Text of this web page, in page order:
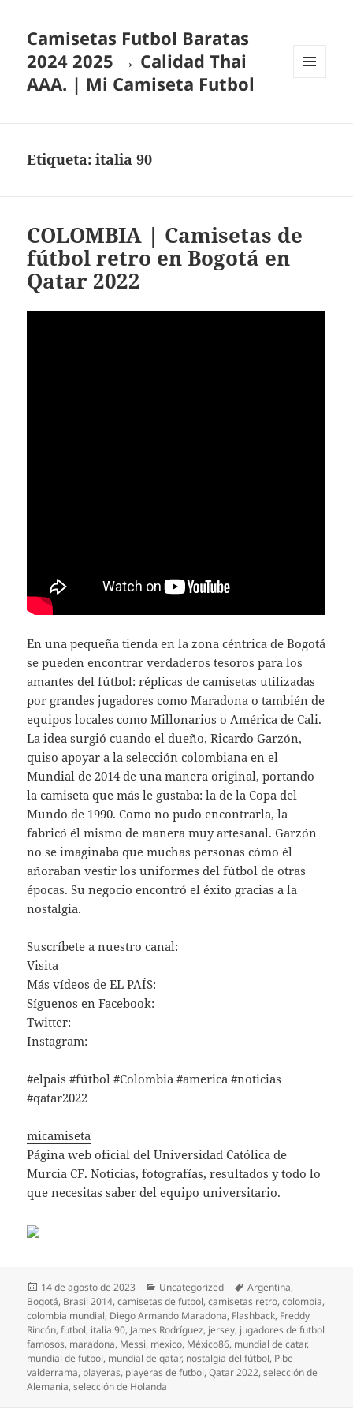
Camisetas Futbol Baratas
2024 2025 → Calidad Thai
AAA. | Mi Camiseta Futbol
Etiqueta:italia 90
COLOMBIA | Camisetas de
fútbol retro en Bogotá en
Qatar 2022
En una pequeña tienda en la zona céntrica de Bogotá
se pueden encontrar verdaderos tesoros para los
amantes del fútbol: réplicas de camisetas utilizadas
por grandes jugadores como Maradona o también de
equipos locales como Millonarios o América de Cali.
La idea surgió cuando el dueño, Ricardo Garzón,
quiso apoyar a la selección colombiana en el
Mundial de 2014 de una manera original, portando
la camiseta que más le gustaba: la de la Copa del
Mundo de 1990. Como no pudo encontrarla, la
fabricó él mismo de manera muy artesanal. Garzón
no se imaginaba que muchas personas cómo él
añoraban vestir los uniformes del fútbol de otras
épocas. Su negocio encontró el éxito gracias a la
nostalgia.
Suscríbete a nuestro canal:
Visita
Más vídeos de EL PAÍS:
Síguenos en Facebook:
Twitter:
Instagram:
#elpais #fútbol #Colombia #america #noticias
#qatar2022
micamiseta
Página web oficial del Universidad Católica de
Murcia CF. Noticias, fotografías, resultados y todo lo
que necesitas saber del equipo universitario.
Publicado
el
14 de agosto de 2023 Categorías
Uncategorized Etiquetas
Argentina,
Bogotá, Brasil 2014,camisetas de futbol,camisetas retro,colombia,
colombia mundial, Diego Armando Maradona, Flashback, Freddy
Rincón,futbol, italia 90, James Rodríguez, jersey, jugadores de futbol
famosos, maradona, Messi, mexico, México86, mundial de catar,
mundial de futbol, mundial de qatar, nostalgia del fútbol, Pibe
valderrama, playeras, playeras de futbol,Qatar 2022,selección de
Alemania,selección de Holanda